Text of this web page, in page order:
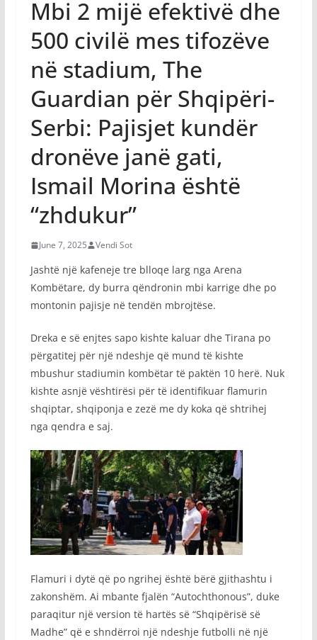
Mbi 2 mijë efektivë dhe
500 civilë mes tifozëve
në stadium, The
Guardian për Shqipëri-
Serbi: Pajisjet kundër
dronëve janë gati,
Ismail Morina është
“zhdukur”
June 7, 2025 Vendi Sot
Jashtë një kafeneje tre blloqe larg nga Arena
Kombëtare, dy burra qëndronin mbi karrige dhe po
montonin pajisje në tendën mbrojtëse.
Dreka e së enjtes sapo kishte kaluar dhe Tirana po
përgatitej për një ndeshje që mund të kishte
mbushur stadiumin kombëtar të paktën 10 herë. Nuk
kishte asnjë vështirësi për të identifikuar flamurin
shqiptar, shqiponja e zezë me dy koka që shtrihej
nga qendra e saj.
Flamuri i dytë që po ngrihej është bërë gjithashtu i
zakonshëm. Ai mbante fjalën “Autochthonous”, duke
paraqitur një version të hartës së “Shqipërisë së
Madhe” që e shndërroi një ndeshje futbolli në një